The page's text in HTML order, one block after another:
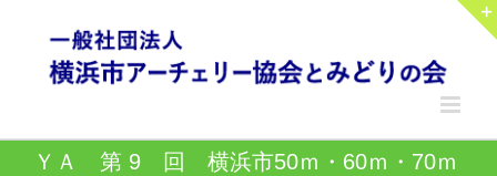
content
ＹＡ 第 9 回 横浜市50ｍ・60ｍ・70ｍ